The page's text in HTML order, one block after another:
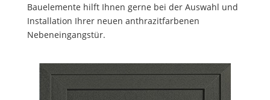
Bauelemente hilft Ihnen gerne bei der Auswahl und
Installation Ihrer neuen anthrazitfarbenen
Nebeneingangstür.